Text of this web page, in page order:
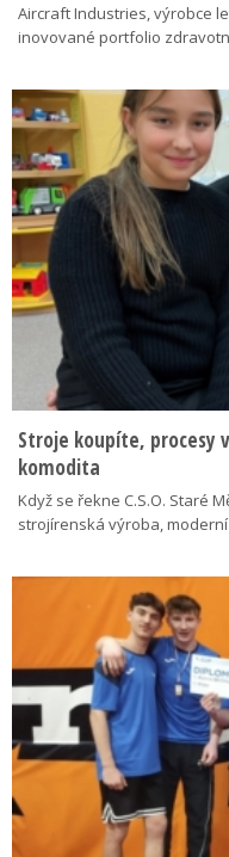
Aircraft Industries, výrobce
inovované portfolio
Stroje koupíte, procesy
komodita
Když se řekne C.S.O. Staré
strojírenská výroba,